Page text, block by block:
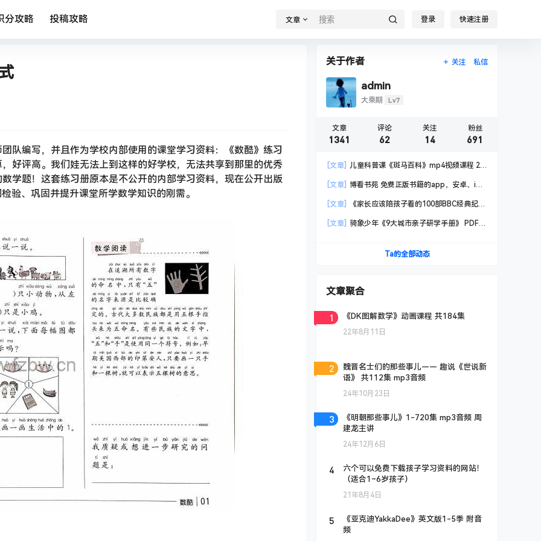
分攻略 投稿攻略 文章 登录 快速注册
编写，并且作为学校内部使用的课堂学习资料：《数酷》练习
好评高。我们娃无法上到这样的好学校，无法共享到那里的优秀
学题！这套练习册原本是不公开的内部学习资料，现在公开出版
验、巩固并提升课堂所学数学知识的刚需。
关于作者 关注 私信
admin
大乘期 Lv7
文章
1341
评论
62
关注
14
粉丝
691
[文章]
儿童科普课《斑马百科》mp4视频课程 20
[文章]
博看书苑 免费正版书籍的app，安卓、iOS
[文章]
《家长应该陪孩子看的100部BBC经典纪录
[文章]
骑象少年《9大城市亲子研学手册》 PDF格
Ta的全部动态
文章聚合
1 《DK图解数学》动画课程 共184集
22年8月11日
2
魏晋名士们的那些事儿—— 趣说《世说新
语》 共112集 mp3音频
24年10月23日
3
《明朝那些事儿》1-720集 mp3音频 周
建龙主讲
24年12月6日
4
六个可以免费下载孩子学习资料的网站！
（适合1~6岁孩子）
21年8月4日
5
《亚克迪YakkaDee》英文版1-5季 附音
频